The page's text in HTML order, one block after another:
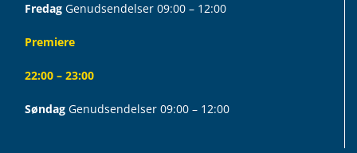
Fredag Genudsendelser 09:00 – 12:00
Premiere
22:00 – 23:00
Søndag Genudsendelser 09:00 – 12:00